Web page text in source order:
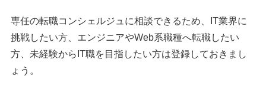
専任の転職コンシェルジュに相談できるため、IT業界に
挑戦したい方、エンジニアやWeb系職種へ転職したい
方、未経験からIT職を目指したい方は登録しておきまし
ょう。